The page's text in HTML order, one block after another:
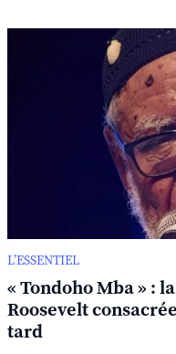
L’ESSENTIEL
« Tondoho Mba » :
Roosevelt
tard